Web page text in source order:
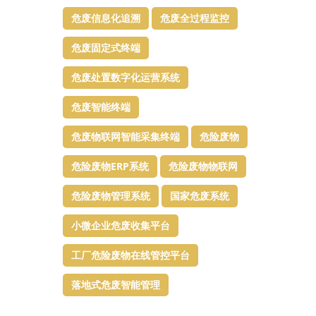
危废信息化追溯 危废全过程监控
危废固定式终端
危废处置数字化运营系统
危废智能终端
危废物联网智能采集终端 危险废物
危险废物ERP系统 危险废物物联网
危险废物管理系统 国家危废系统
小微企业危废收集平台
工厂危险废物在线管控平台
落地式危废智能管理